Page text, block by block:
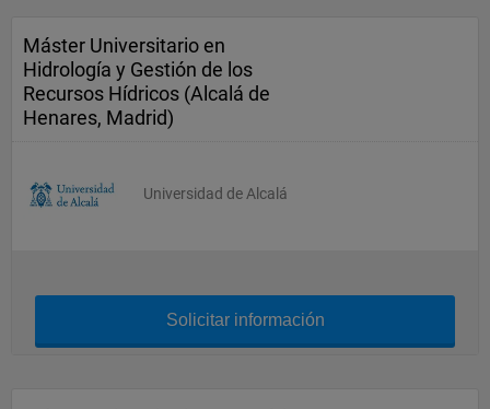
Máster Universitario en
Hidrología y Gestión de los
Recursos Hídricos (Alcalá de
Henares, Madrid)
Universidad de Alcalá
Solicitar información